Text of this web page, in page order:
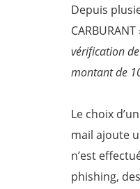
Depuis
vérification
montant de
Le choix
mail ajoute
n’est
phishing,